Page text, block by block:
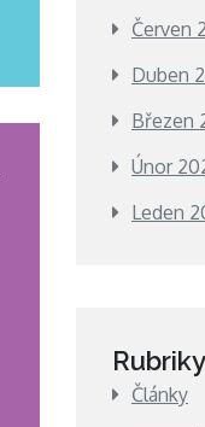
Červen
Duben
Březen
Únor
Leden
Rubriky
Články